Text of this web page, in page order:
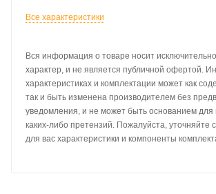
Все характеристики
Вся информация о товаре носит
характер, и не является публичной офертой.
характеристиках и комплектации может как
так и быть изменена производителем без
уведомления, и не может быть основанием для
каких-либо претензий. Пожалуйста, уточняйте
для вас характеристики и компоненты